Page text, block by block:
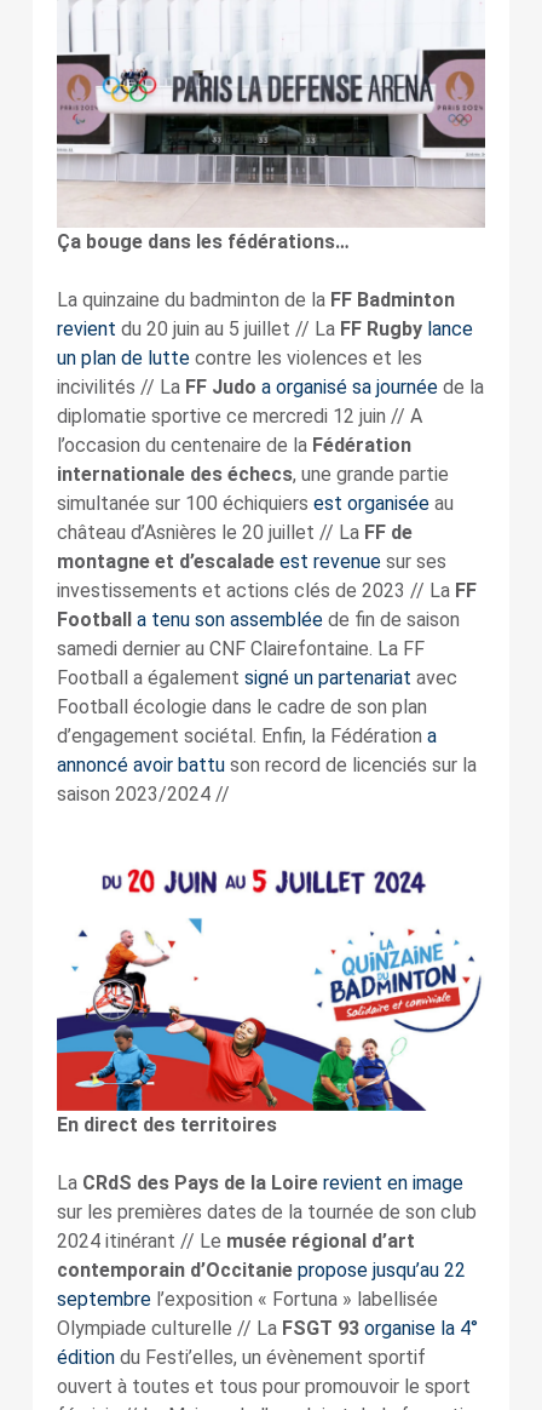
Ça bouge dans les fédérations…
La quinzaine du badminton de laFF Badminton
revient du 20 juin au 5 juillet // LaFF Rugby lance
un plan de luttecontre les violences et les
incivilités // La FF Judo a organisé sa journéede la
diplomatie sportive ce mercredi 12 juin // A
l’occasion du centenaire de la Fédération
internationale des échecs, une grande partie
simultanée sur 100 échiquiers est organiséeau
château d’Asnières le 20 juillet // La FF de
montagne et d’escalade est revenuesur ses
investissements et actions clés de 2023 // La FF
Football
a tenu son assembléede fin de saison
samedi dernier au CNF Clairefontaine. La FF
Football a également signé un partenariat avec
Football écologie dans le cadre de son plan
d’engagement sociétal. Enfin, la Fédération a
annoncé avoir battuson record de licenciés sur la
saison 2023/2024 //
En direct des territoires
La CRdS des Pays de la Loire revient en image
sur les premières dates de la tournée de son club
2024 itinérant // Le musée régional d’art
contemporain d’Occitanie propose jusqu’au 22
septembrel’exposition « Fortuna » labellisée
Olympiade culturelle // La FSGT 93 organise la 4°
éditiondu Festi’elles, un évènement sportif
ouvert à toutes et tous pour promouvoir le sport